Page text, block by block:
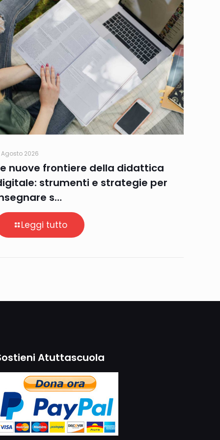
2026
nuove frontiere della didattica
strumenti e strategie per
s…
Leggi tutto
Atuttascuola